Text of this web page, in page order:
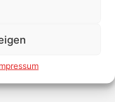
Lebensdauer